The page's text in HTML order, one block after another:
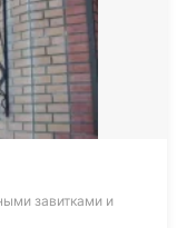
завитками и